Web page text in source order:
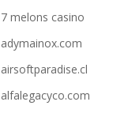
7 melons casino
adymainox.com
airsoftparadise.cl
alfalegacyco.com